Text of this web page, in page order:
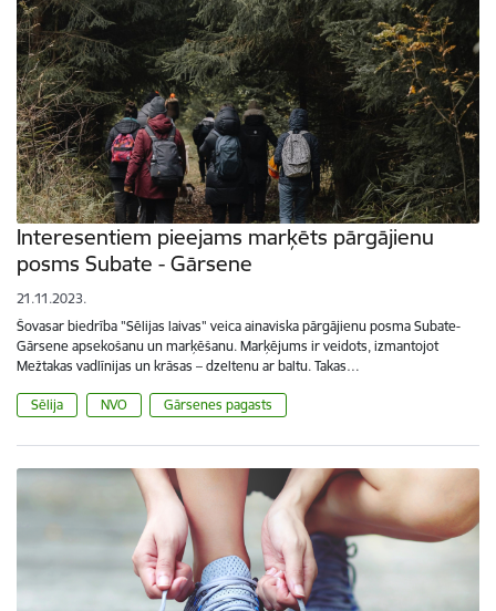
Interesentiem pieejams marķēts pārgājienu
posms Subate - Gārsene
21.11.2023.
Šovasar biedrība "Sēlijas laivas" veica ainaviska pārgājienu posma Subate-
Gārsene apsekošanu un marķēšanu. Marķējums ir veidots, izmantojot
Mežtakas vadlīnijas un krāsas – dzeltenu ar baltu. Takas…
Sēlija NVO Gārsenes pagasts